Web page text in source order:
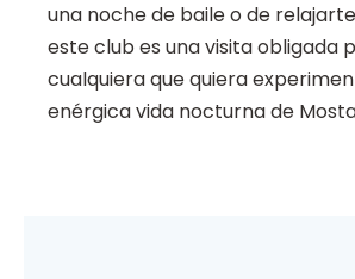
una noche de baile o de
este club es una visita obligada
cualquiera que quiera
enérgica vida nocturna de